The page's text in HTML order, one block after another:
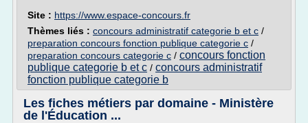
Site : https://www.espace-concours.fr
Thèmes liés : concours administratif categorie b et c /
preparation concours fonction publique categorie c /
preparation concours categorie c / concours fonction
publique categorie b et c / concours administratif
fonction publique categorie b
Les fiches métiers par domaine - Ministère
de l'Éducation ...